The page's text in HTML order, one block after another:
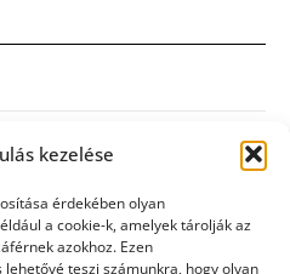
kezelése
érdekében olyan
a cookie-k, amelyek tárolják az
azokhoz. Ezen
teszi számunkra, hogy olyan